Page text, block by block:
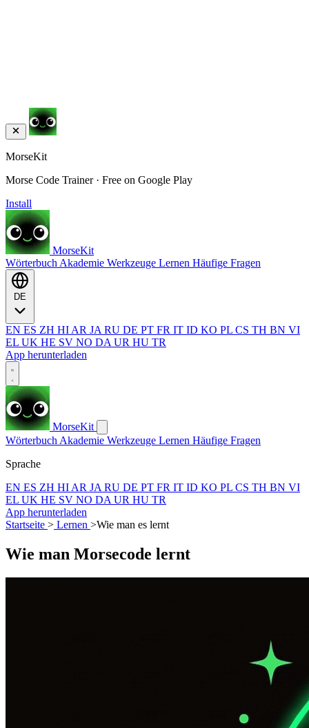
MorseKit
Morse Code Trainer · Free on Google Play
Install
MorseKit
Wörterbuch Akademie Werkzeuge Lernen Häufige Fragen
EN ES ZH HI AR JA RU DE PT FR IT ID KO PL CS TH BN VI
EL UK HE SV NO DA UR HU TR
App herunterladen
MorseKit
Wörterbuch Akademie Werkzeuge Lernen Häufige Fragen
Sprache
EN ES ZH HI AR JA RU DE PT FR IT ID KO PL CS TH BN VI
EL UK HE SV NO DA UR HU TR
App herunterladen
Startseite > Lernen >Wie man es lernt
Wie man Morsecode lernt